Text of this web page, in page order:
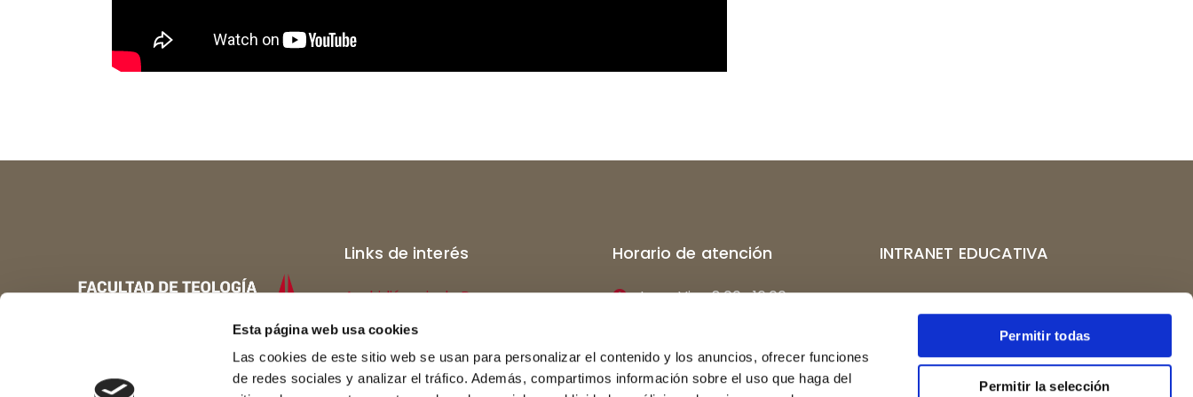
Esta página web usa cookies
Las cookies de este sitio web se usan para personalizar el contenido y los anuncios, ofrecer funciones
de redes sociales y analizar el tráfico. Además, compartimos información sobre el uso que haga del
Permitir todas
Permitir la selección
Links de interés
Archidiócesis de Burgos
Catedral de Burgos
Colegio Mayor San Jerónimo
Museo del retablo
Horario de atención
Lun - Vier: 8:00- 16:00
947 26 70 00
secretaria@teologiaburgos.org
INTRANET EDUCATIVA
CENTROS AFILIADOS